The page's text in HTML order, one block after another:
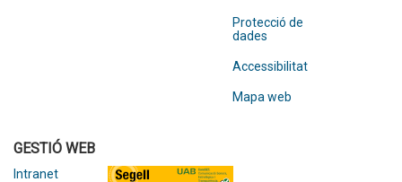
Protecció de
dades
Accessibilitat
Mapa web
GESTIÓ WEB
Intranet